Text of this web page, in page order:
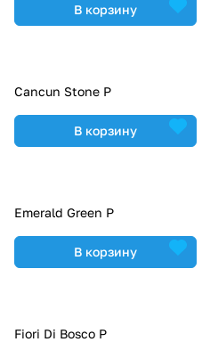
В корзину
Cancun Stone P
В корзину
Emerald Green P
В корзину
Fiori Di Bosco P